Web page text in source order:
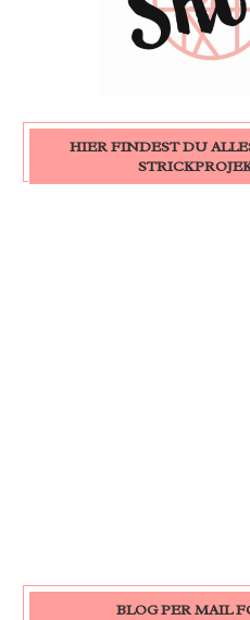
HIER FINDEST DU
BLOG PER MAIL